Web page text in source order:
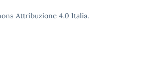
Attribuzione 4.0 Italia.